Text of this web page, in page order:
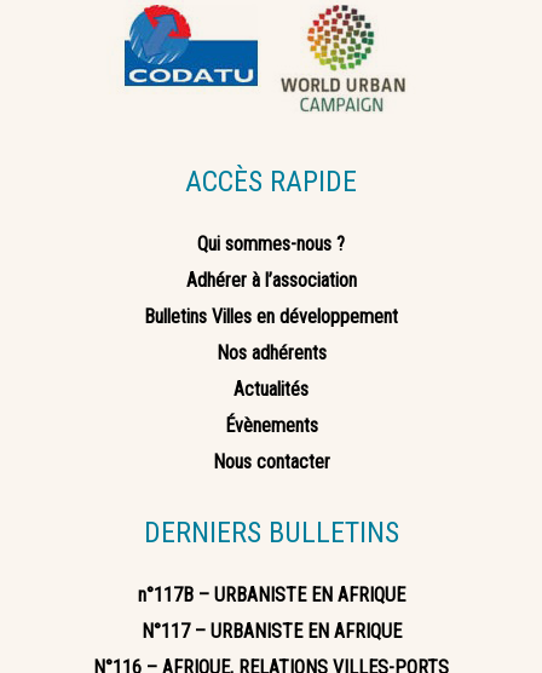
ACCÈS RAPIDE
Qui sommes-nous ?
Adhérer à l’association
Bulletins Villes en développement
Nos adhérents
Actualités
Évènements
Nous contacter
DERNIERS BULLETINS
n°117B – URBANISTE EN AFRIQUE
N°117 – URBANISTE EN AFRIQUE
N°116 – AFRIQUE, RELATIONS VILLES-PORTS